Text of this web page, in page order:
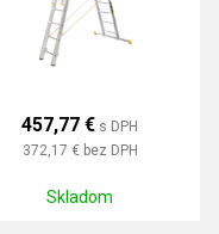
457,77 € s DPH
372,17 € bez DPH
Skladom